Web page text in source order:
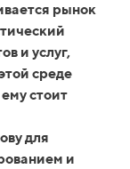
рынок
и услуг,
среде
стоит
для
и